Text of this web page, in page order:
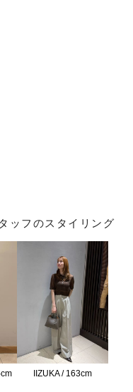
ッフのスタイリング
IIZUKA / 163cm